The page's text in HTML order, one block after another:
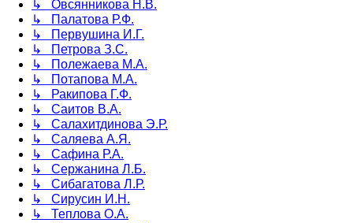
↳ Овсянникова Н.В.
↳ Палатова Р.Ф.
↳ Первушина И.Г.
↳ Петрова З.С.
↳ Полежаева М.А.
↳ Потапова М.А.
↳ Ракипова Г.Ф.
↳ Саитов В.А.
↳ Салахитдинова Э.Р.
↳ Саляева А.Я.
↳ Сафина Р.А.
↳ Сержанина Л.Б.
↳ Сибагатова Л.Р.
↳ Сирусин И.Н.
↳ Теплова О.А.